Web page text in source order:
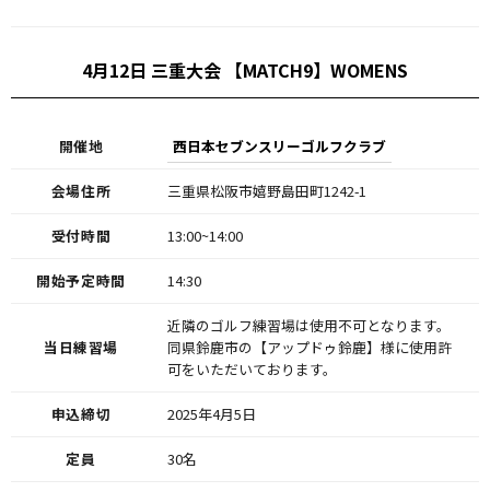
4月12日 三重大会 【MATCH9】WOMENS
開催地 西日本セブンスリーゴルフクラブ
会場住所 三重県松阪市嬉野島田町1242-1
受付時間 13:00~14:00
開始予定時間 14:30
当日練習場
近隣のゴルフ練習場は使用不可となります。
同県鈴鹿市の【アップドゥ鈴鹿】様に使用許
可をいただいております。
申込締切 2025年4月5日
定員 30名